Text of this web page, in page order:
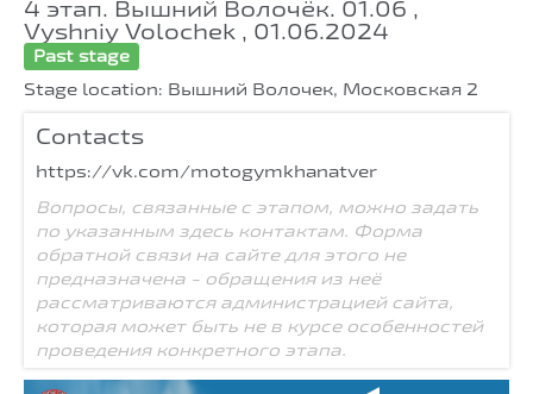
4 этап. Вышний Волочёк. 01.06 ,
Vyshniy Volochek , 01.06.2024
Past stage
Stage location: Вышний Волочек, Московская 2
Contacts
https://vk.com/motogymkhanatver
Вопросы, связанные с этапом, можно задать
по указанным здесь контактам. Форма
обратной связи на сайте для этого не
предназначена - обращения из неё
рассматриваются администрацией сайта,
которая может быть не в курсе особенностей
проведения конкретного этапа.